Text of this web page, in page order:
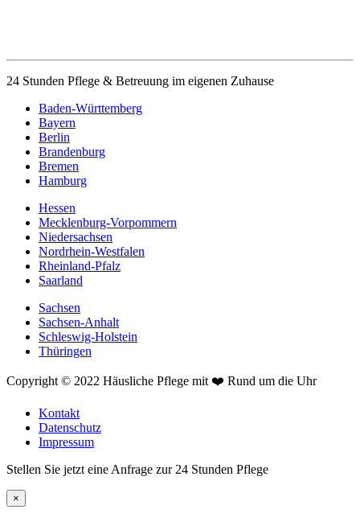
24 Stunden Pflege & Betreuung im eigenen Zuhause
Baden-Württemberg
Bayern
Berlin
Brandenburg
Bremen
Hamburg
Hessen
Mecklenburg-Vorpommern
Niedersachsen
Nordrhein-Westfalen
Rheinland-Pfalz
Saarland
Sachsen
Sachsen-Anhalt
Schleswig-Holstein
Thüringen
Copyright © 2022 Häusliche Pflege mit ❤️ Rund um die Uhr
Kontakt
Datenschutz
Impressum
Stellen Sie jetzt eine Anfrage zur 24 Stunden Pflege
×